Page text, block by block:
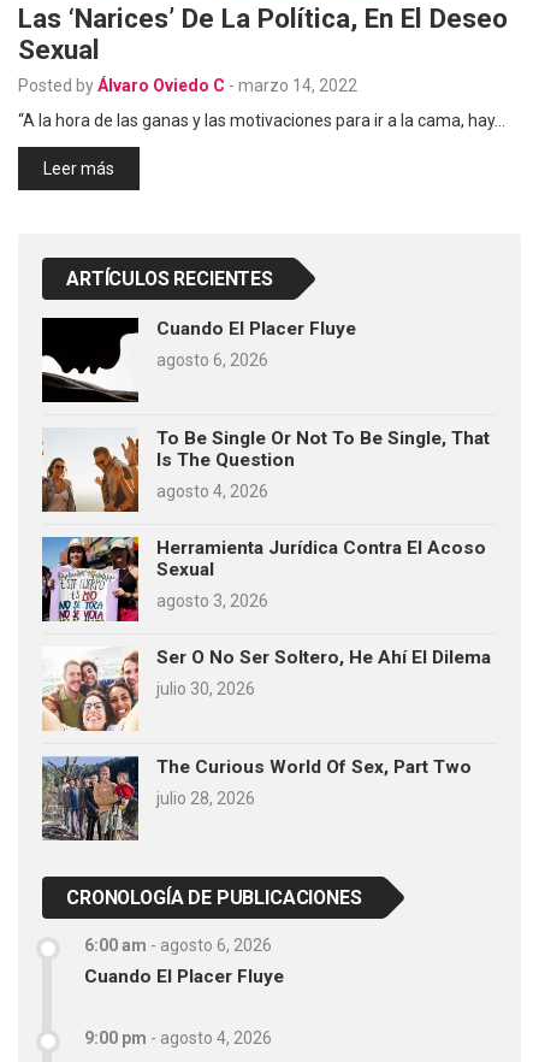
Las ‘narices’ De La Política, En El Deseo
Sexual
Posted byÁlvaro Oviedo C - marzo 14, 2022
“A la hora de las ganas y las motivaciones para ir a la cama, hay…
Leer más
ARTÍCULOS RECIENTES
Cuando El Placer Fluye
agosto 6, 2026
To Be Single Or Not To Be Single, That
Is The Question
agosto 4, 2026
Herramienta Jurídica Contra El Acoso
Sexual
agosto 3, 2026
Ser O No Ser Soltero, He Ahí El Dilema
julio 30, 2026
The Curious World Of Sex, Part Two
julio 28, 2026
CRONOLOGÍA DE PUBLICACIONES
6:00 am - agosto 6, 2026
Cuando El Placer Fluye
9:00 pm - agosto 4, 2026